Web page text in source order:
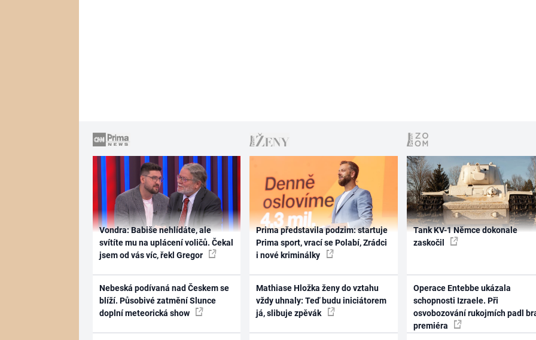
Vondra: Babiše nehlídáte, ale
svítíte mu na uplácení voličů. Čekal
jsem od vás víc, řekl Gregor
Nebeská podívaná nad Českem se
blíží. Působivé zatmění Slunce
doplní meteorická show
Prima představila podzim: startuje
Prima sport, vrací se Polabí, Zrádci
i nové kriminálky
Mathiase Hložka ženy do vztahu
vždy uhnaly: Teď budu iniciátorem
já, slibuje zpěvák
Tank KV-1 Němce dokonale
zaskočil
Operace Entebbe ukázala
schopnosti Izraele. Při
osvobozování rukojmích padl
premiéra